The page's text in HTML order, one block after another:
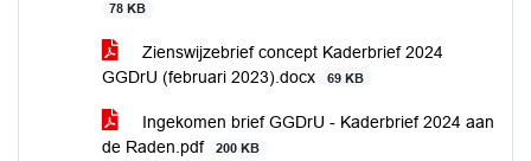
78 KB
Zienswijzebrief concept Kaderbrief 2024
GGDrU (februari 2023).docx
69 KB
Ingekomen brief GGDrU - Kaderbrief 2024 aan
de Raden.pdf
200 KB